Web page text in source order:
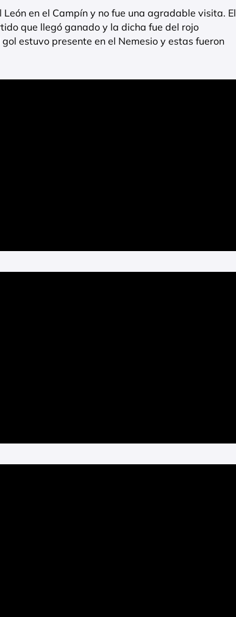
en el Campín y no fue una agradable visita. El
que llegó ganado y la dicha fue del rojo
estuvo presente en el Nemesio y estas fueron